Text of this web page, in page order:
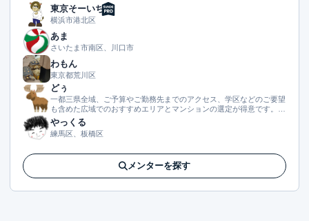
東京そーいち
横浜市港北区
あま
さいたま市南区、川口市
わもん
東京都荒川区
どぅ
一都三県全域、ご予算やご勤務先までのアクセス、学区などのご要望
も含めた広域でのおすすめエリアとマンションの選定が得意です。エ
リアの中で選ばれやすい（資産性が担保されやすい）マンションをご
紹介したいです。
やっくる
練馬区、板橋区
メンターを探す